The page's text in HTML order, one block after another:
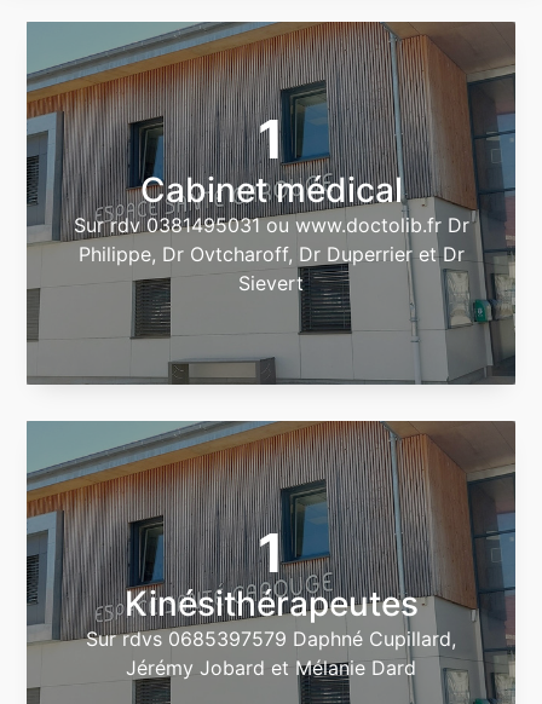
1
Cabinet médical
Sur rdv 0381495031 ou www.doctolib.fr Dr
Philippe, Dr Ovtcharoff, Dr Duperrier et Dr
Sievert
1
Kinésithérapeutes
Sur rdvs 0685397579 Daphné Cupillard,
Jérémy Jobard et Mélanie Dard